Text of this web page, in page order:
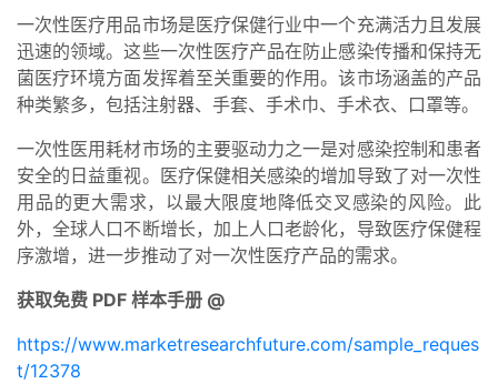
一次性医疗用品市场是医疗保健行业中一个充满活力且发展
迅速的领域。这些一次性医疗产品在防止感染传播和保持无
菌医疗环境方面发挥着至关重要的作用。该市场涵盖的产品
种类繁多，包括注射器、手套、手术巾、手术衣、口罩等。
一次性医用耗材市场的主要驱动力之一是对感染控制和患者
安全的日益重视。医疗保健相关感染的增加导致了对一次性
用品的更大需求，以最大限度地降低交叉感染的风险。此
外，全球人口不断增长，加上人口老龄化，导致医疗保健程
序激增，进一步推动了对一次性医疗产品的需求。
获取免费 PDF 样本手册 @
https://www.marketresearchfuture.com/sample_reques
t/12378